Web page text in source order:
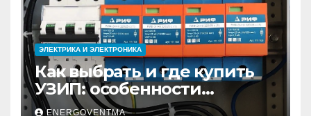
ЭЛЕКТРИКА И ЭЛЕКТРОНИКА
Как выбрать и где купить
УЗИП: особенности
устройств защиты от
ENERGOVENTMA